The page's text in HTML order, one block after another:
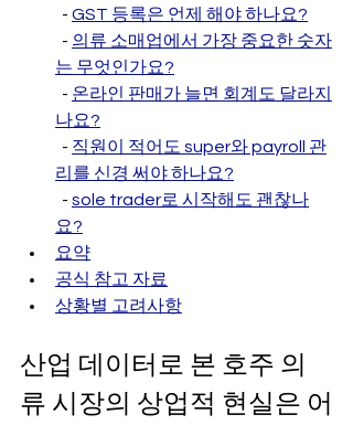
  -
GST 등록은 언제 해야 하나요?
  -
의류 소매업에서 가장 중요한 숫자
는 무엇인가요?
  -
온라인 판매가 늘면 회계도 달라지
나요?
  -
직원이 적어도 super와 payroll 관
리를 신경 써야 하나요?
  -
sole trader로 시작해도 괜찮나
요?
요약
공식 참고 자료
상황별 고려사항
산업 데이터로 본 호주 의
류 시장의 상업적 현실은 어